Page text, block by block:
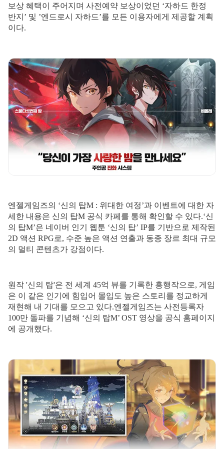
보상 혜택이 주어지며 사전예약 보상이었던 ‘자하드 한정
반지’ 및 ’엔드로시 자하드’를 모든 이용자에게 제공할 계획
이다.
엔젤게임즈의 ‘신의 탑M : 위대한 여정’과 이벤트에 대한 자
세한 내용은 신의 탑M 공식 카페를 통해 확인할 수 있다.​‘신
의 탑M’은 네이버 인기 웹툰 ‘신의 탑’ IP를 기반으로 제작된
2D 액션 RPG로, 수준 높은 액션 연출과 동종 장르 최대 규모
의 멀티 콘텐츠가 강점이다.
원작 '신의 탑'은 전 세계 45억 뷰를 기록한 흥행작으로, 게임
은 이 같은 인기에 힘입어 몰입도 높은 스토리를 정교하게
재현해 내 기대를 모으고 있다.엔젤게임즈는 사전등록자
100만 돌파를 기념해 ‘신의 탑M’ OST 영상을 공식 홈페이지
에 공개했다.